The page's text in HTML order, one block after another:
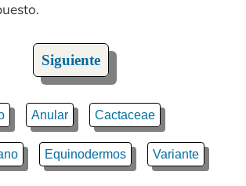
Siguiente
Anular Cactaceae
Equinodermos Variante